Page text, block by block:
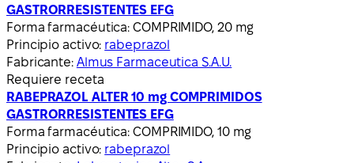
GASTRORRESISTENTES EFG
Forma farmacéutica: COMPRIMIDO, 20 mg
Principio activo: rabeprazol
Fabricante: Almus Farmaceutica S.A.U.
Requiere receta
RABEPRAZOL ALTER 10 mg COMPRIMIDOS
GASTRORRESISTENTES EFG
Forma farmacéutica: COMPRIMIDO, 10 mg
Principio activo: rabeprazol